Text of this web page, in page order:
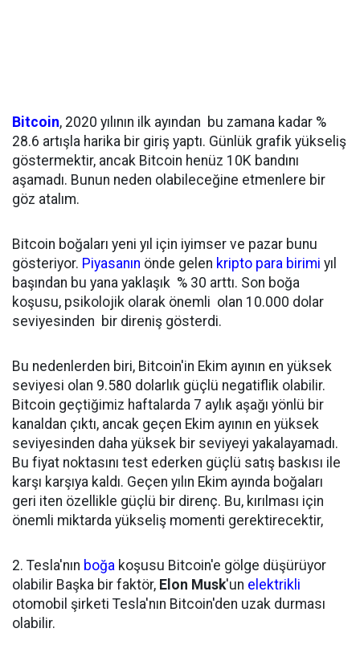
Bitcoin, 2020 yılının ilk ayından bu zamana kadar %
28.6 artışla harika bir giriş yaptı. Günlük grafik yükseliş
göstermektir, ancak Bitcoin henüz 10K bandını
aşamadı. Bunun neden olabileceğine etmenlere bir
göz atalım.
Bitcoin boğaları yeni yıl için iyimser ve pazar bunu
gösteriyor. Piyasanın önde gelen kripto para birimi yıl
başından bu yana yaklaşık % 30 arttı. Son boğa
koşusu, psikolojik olarak önemli olan 10.000 dolar
seviyesinden bir direniş gösterdi.
Bu nedenlerden biri, Bitcoin'in Ekim ayının en yüksek
seviyesi olan 9.580 dolarlık güçlü negatiflik olabilir.
Bitcoin geçtiğimiz haftalarda 7 aylık aşağı yönlü bir
kanaldan çıktı, ancak geçen Ekim ayının en yüksek
seviyesinden daha yüksek bir seviyeyi yakalayamadı.
Bu fiyat noktasını test ederken güçlü satış baskısı ile
karşı karşıya kaldı. Geçen yılın Ekim ayında boğaları
geri iten özellikle güçlü bir direnç. Bu, kırılması için
önemli miktarda yükseliş momenti gerektirecektir,
2. Tesla'nın boğa koşusu Bitcoin'e gölge düşürüyor
olabilir Başka bir faktör, Elon Musk'un elektrikli
otomobil şirketi Tesla'nın Bitcoin'den uzak durması
olabilir.